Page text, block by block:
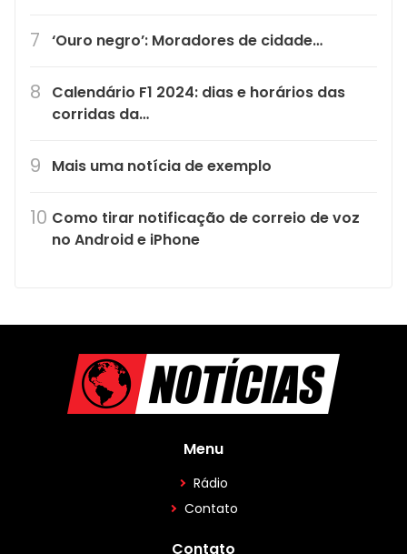
‘Ouro negro’: Moradores de cidade…
Calendário F1 2024: dias e horários das
corridas da…
Mais uma notícia de exemplo
Como tirar notificação de correio de voz
no Android e iPhone
Menu
Rádio
Contato
Contato